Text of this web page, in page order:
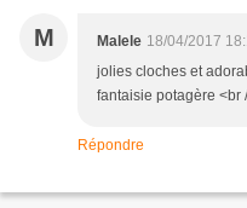
M Malele 18/04/2017
jolies cloches et
fantaisie potagère <br
Répondre